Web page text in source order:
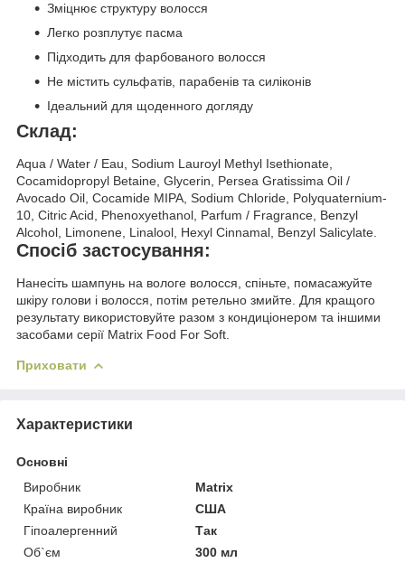
Зміцнює структуру волосся
Легко розплутує пасма
Підходить для фарбованого волосся
Не містить сульфатів, парабенів та силіконів
Ідеальний для щоденного догляду
Склад:
Aqua / Water / Eau, Sodium Lauroyl Methyl Isethionate,
Cocamidopropyl Betaine, Glycerin, Persea Gratissima Oil /
Avocado Oil, Cocamide MIPA, Sodium Chloride, Polyquaternium-
10, Citric Acid, Phenoxyethanol, Parfum / Fragrance, Benzyl
Alcohol, Limonene, Linalool, Hexyl Cinnamal, Benzyl Salicylate.
Спосіб застосування:
Нанесіть шампунь на вологе волосся, спіньте, помасажуйте
шкіру голови і волосся, потім ретельно змийте. Для кращого
результату використовуйте разом з кондиціонером та іншими
засобами серії Matrix Food For Soft.
Приховати
Характеристики
Основні
Виробник
Matrix
Країна виробник
США
Гіпоалергенний
Так
Об`єм
300 мл